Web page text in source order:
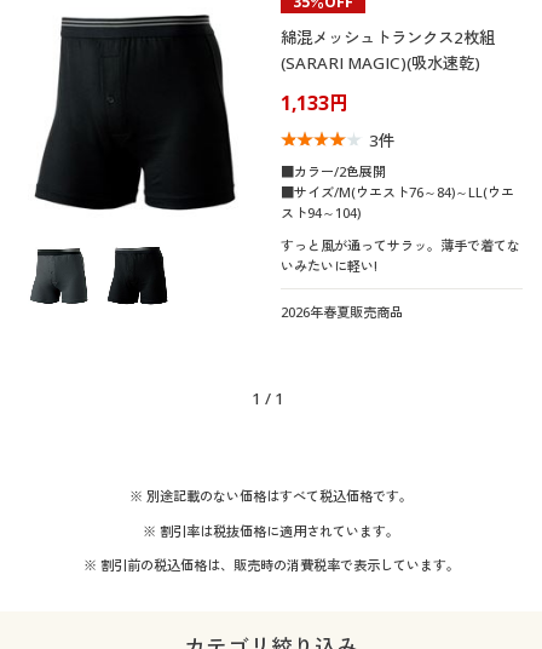
綿混メッシュトランクス2枚組
(SARARI MAGIC)(吸水速乾)
1,133円
3件
■カラー/2色展開
■サイズ/M(ウエスト76～84)～LL(ウエ
スト94～104)
すっと風が通ってサラッ。薄手で着てな
いみたいに軽い!
2026年春夏販売商品
1 / 1
※ 別途記載のない価格はすべて税込価格です。
※ 割引率は税抜価格に適用されています。
※ 割引前の税込価格は、販売時の消費税率で表示しています。